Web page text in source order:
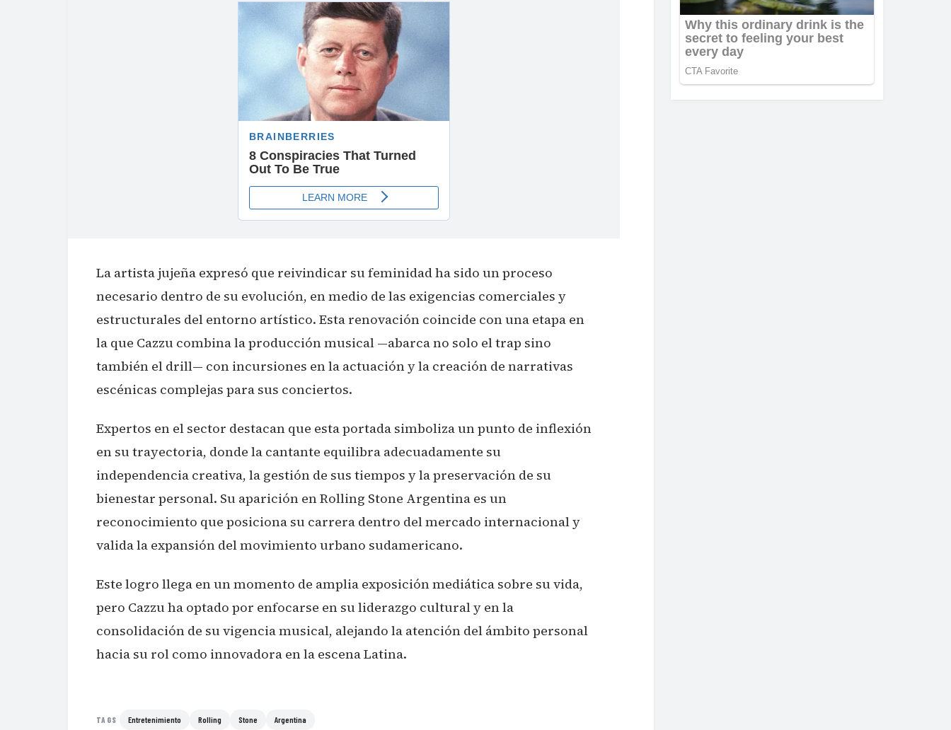
La artista jujeña expresó que reivindicar su feminidad ha sido un proceso
necesario dentro de su evolución, en medio de las exigencias comerciales y
estructurales del entorno artístico. Esta renovación coincide con una etapa en
la que Cazzu combina la producción musical —abarca no solo el trap sino
también el drill— con incursiones en la actuación y la creación de narrativas
escénicas complejas para sus conciertos.
Expertos en el sector destacan que esta portada simboliza un punto de inflexión
en su trayectoria, donde la cantante equilibra adecuadamente su
independencia creativa, la gestión de sus tiempos y la preservación de su
bienestar personal. Su aparición en Rolling Stone Argentina es un
reconocimiento que posiciona su carrera dentro del mercado internacional y
valida la expansión del movimiento urbano sudamericano.
Este logro llega en un momento de amplia exposición mediática sobre su vida,
pero Cazzu ha optado por enfocarse en su liderazgo cultural y en la
consolidación de su vigencia musical, alejando la atención del ámbito personal
hacia su rol como innovadora en la escena Latina.
TAGS Entretenimiento Rolling Stone Argentina